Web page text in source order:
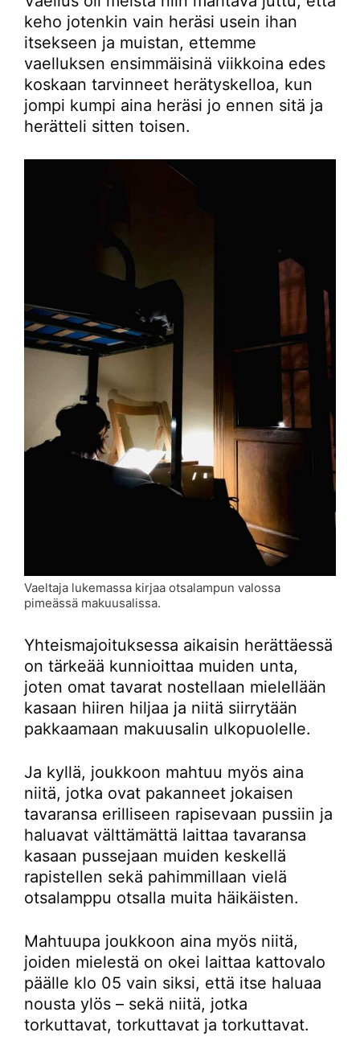
keho jotenkin vain heräsi usein ihan
itsekseen ja muistan, ettemme
vaelluksen ensimmäisinä viikkoina edes
koskaan tarvinneet herätyskelloa, kun
jompi kumpi aina heräsi jo ennen sitä ja
herätteli sitten toisen.
Vaeltaja lukemassa kirjaa otsalampun valossa
pimeässä makuusalissa.
Yhteismajoituksessa aikaisin herättäessä
on tärkeää kunnioittaa muiden unta,
joten omat tavarat nostellaan mielellään
kasaan hiiren hiljaa ja niitä siirrytään
pakkaamaan makuusalin ulkopuolelle.
Ja kyllä, joukkoon mahtuu myös aina
niitä, jotka ovat pakanneet jokaisen
tavaransa erilliseen rapisevaan pussiin ja
haluavat välttämättä laittaa tavaransa
kasaan pussejaan muiden keskellä
rapistellen sekä pahimmillaan vielä
otsalamppu otsalla muita häikäisten.
Mahtuupa joukkoon aina myös niitä,
joiden mielestä on okei laittaa kattovalo
päälle klo 05 vain siksi, että itse haluaa
nousta ylös – sekä niitä, jotka
torkuttavat, torkuttavat ja torkuttavat.